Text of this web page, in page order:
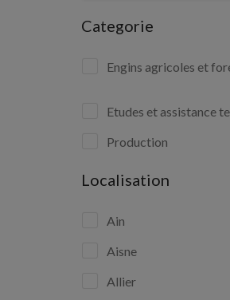
Categorie
Engins agricoles et
Etudes et assistance
Production
Localisation
Ain
Aisne
Allier